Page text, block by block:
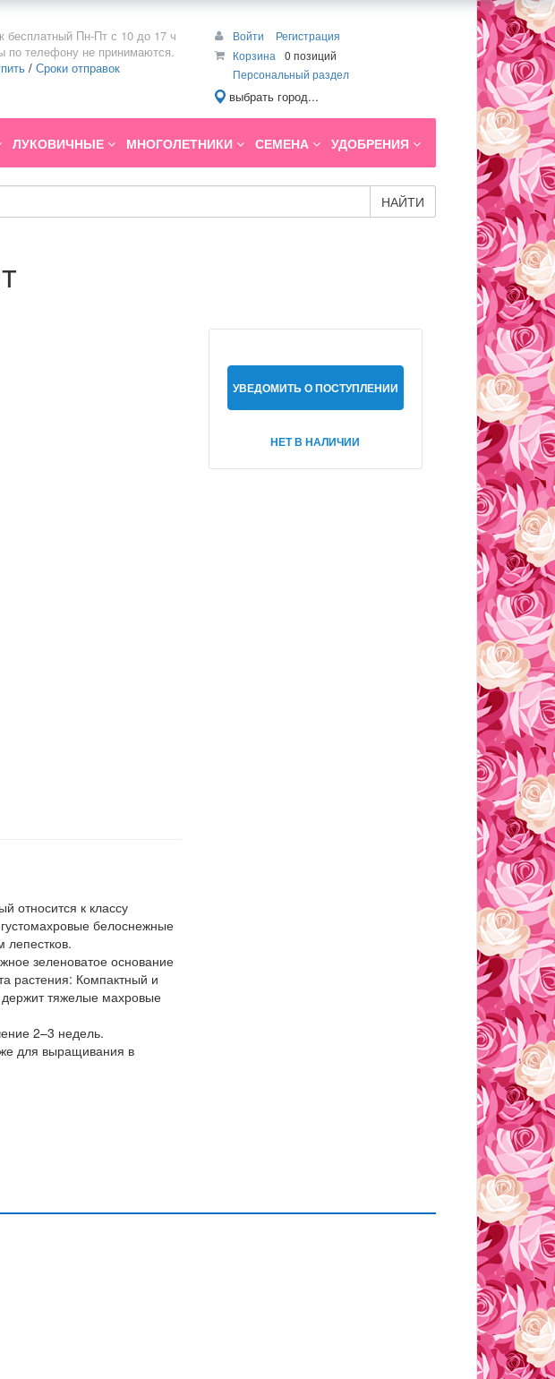
бесплатный Пн-Пт с 10 до 17 ч
по телефону не принимаются.
/ Сроки отправок
Войти
Регистрация
Корзина
0 позиций
Персональный раздел
выбрать город...
ЛУКОВИЧНЫЕ МНОГОЛЕТНИКИ СЕМЕНА УДОБРЕНИЯ
НАЙТИ
УВЕДОМИТЬ О ПОСТУПЛЕНИИ
НЕТ В НАЛИЧИИ
относится к классу
белоснежные
зеленоватое основание
растения: Компактный и
тяжелые махровые
2–3 недель.
для выращивания в